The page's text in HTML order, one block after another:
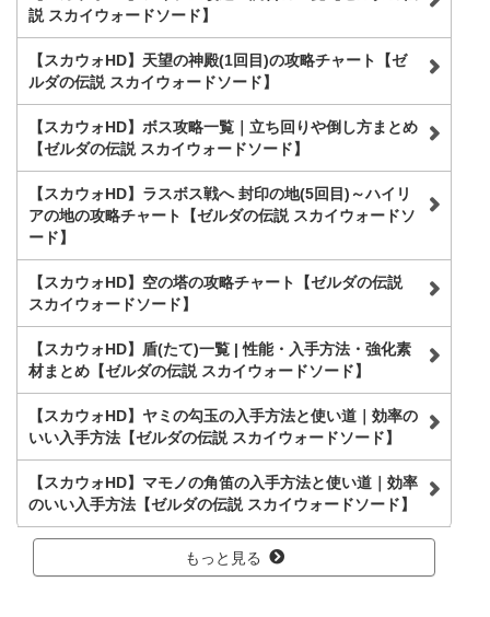
説 スカイウォードソード】
【スカウォHD】天望の神殿(1回目)の攻略チャート【ゼ
ルダの伝説 スカイウォードソード】
【スカウォHD】ボス攻略一覧｜立ち回りや倒し方まとめ
【ゼルダの伝説 スカイウォードソード】
【スカウォHD】ラスボス戦へ 封印の地(5回目)～ハイリ
アの地の攻略チャート【ゼルダの伝説 スカイウォードソ
ード】
【スカウォHD】空の塔の攻略チャート【ゼルダの伝説
スカイウォードソード】
【スカウォHD】盾(たて)一覧 | 性能・入手方法・強化素
材まとめ【ゼルダの伝説 スカイウォードソード】
【スカウォHD】ヤミの勾玉の入手方法と使い道｜効率の
いい入手方法【ゼルダの伝説 スカイウォードソード】
【スカウォHD】マモノの角笛の入手方法と使い道｜効率
のいい入手方法【ゼルダの伝説 スカイウォードソード】
もっと見る